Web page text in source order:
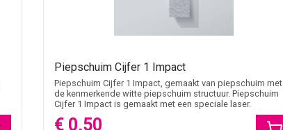
Piepschuim Cijfer 1 Impact
Piepschuim Cijfer 1 Impact, gemaakt van piepschuim met
de kenmerkende witte piepschuim structuur. Piepschuim
Cijfer 1 Impact is gemaakt met een speciale laser.
€ 0,50